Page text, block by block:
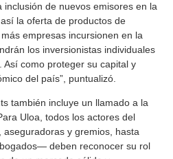
inclusión de nuevos emisores en la
la oferta de productos de
empresas incursionen en la
los inversionistas individuales
Así como proteger su capital y
del país”, puntualizó.
también incluye un llamado a la
Uloa, todos los actores del
y gremios, hasta
deben reconocer su rol